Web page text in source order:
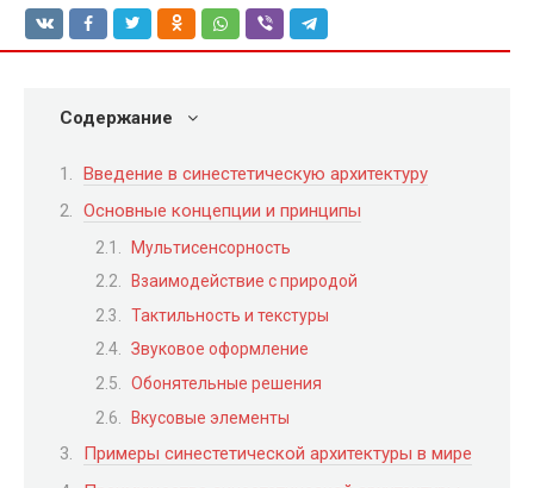
Содержание
Введение в синестетическую архитектуру
Основные концепции и принципы
Мультисенсорность
Взаимодействие с природой
Тактильность и текстуры
Звуковое оформление
Обонятельные решения
Вкусовые элементы
Примеры синестетической архитектуры в мире